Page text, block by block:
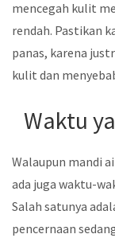
mencegah kulit
rendah. Pastikan
panas, karena
kulit dan
Waktu
Walaupun mandi
ada juga waktu-
Salah satunya
pencernaan